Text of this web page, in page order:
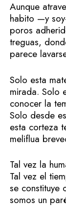
Aunque
habito —y
poros
treguas,
parece
Solo esta
mirada. Solo
conocer la
Solo desde
esta corteza
meliflua
Tal vez la
Tal vez el
se constituye
somos un